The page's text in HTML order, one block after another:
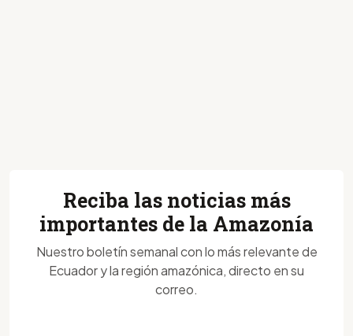
Reciba las noticias más
importantes de la Amazonía
Nuestro boletín semanal con lo más relevante de
Ecuador y la región amazónica, directo en su
correo.